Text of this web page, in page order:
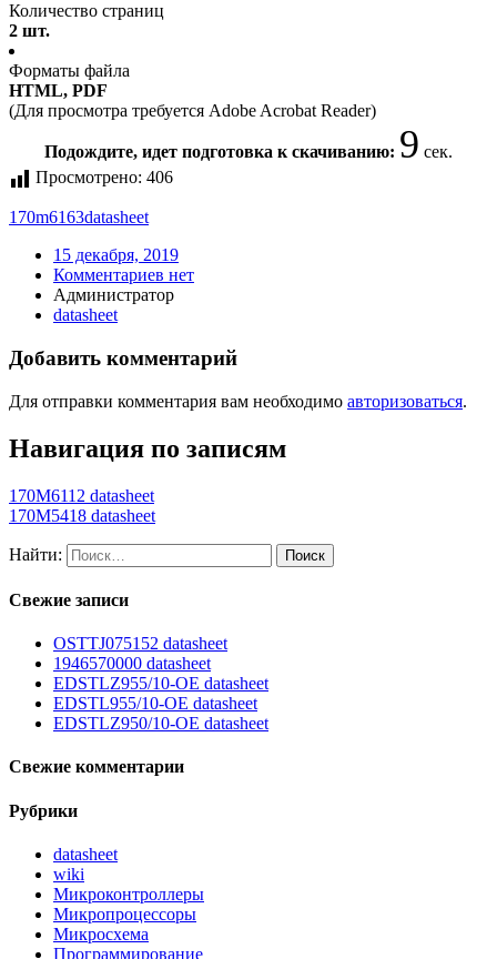
Количество страниц
2 шт.
Форматы файла
HTML, PDF
(Для просмотра требуется Adobe Acrobat Reader)
Подождите, идет подготовка к скачиванию: 9 сек.
Просмотрено: 406
170m6163datasheet
15 декабря, 2019
Комментариев нет
Администратор
datasheet
Добавить комментарий
Для отправки комментария вам необходимо авторизоваться.
Навигация по записям
170M6112 datasheet
170M5418 datasheet
Найти:
Свежие записи
OSTTJ075152 datasheet
1946570000 datasheet
EDSTLZ955/10-OE datasheet
EDSTL955/10-OE datasheet
EDSTLZ950/10-OE datasheet
Свежие комментарии
Рубрики
datasheet
wiki
Микроконтроллеры
Микропроцессоры
Микросхема
Программирование